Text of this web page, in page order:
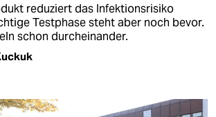
reduziert das Infektionsrisiko
Testphase steht aber noch bevor.
schon durcheinander.